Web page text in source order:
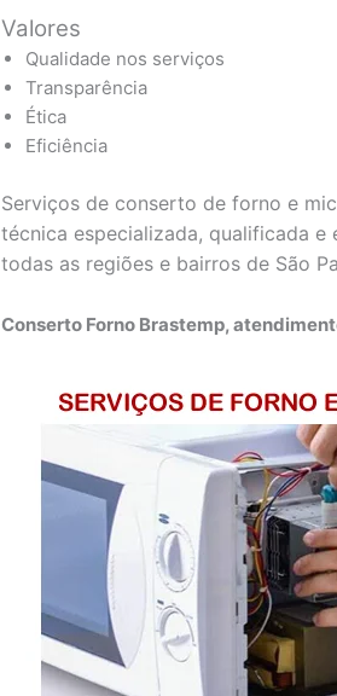
Valores
Qualidade nos serviços
Transparência
Ética
Eficiência
Serviços de conserto de forno e
técnica especializada, qualificada
todas as regiões e bairros de São
Conserto Forno Brastemp,